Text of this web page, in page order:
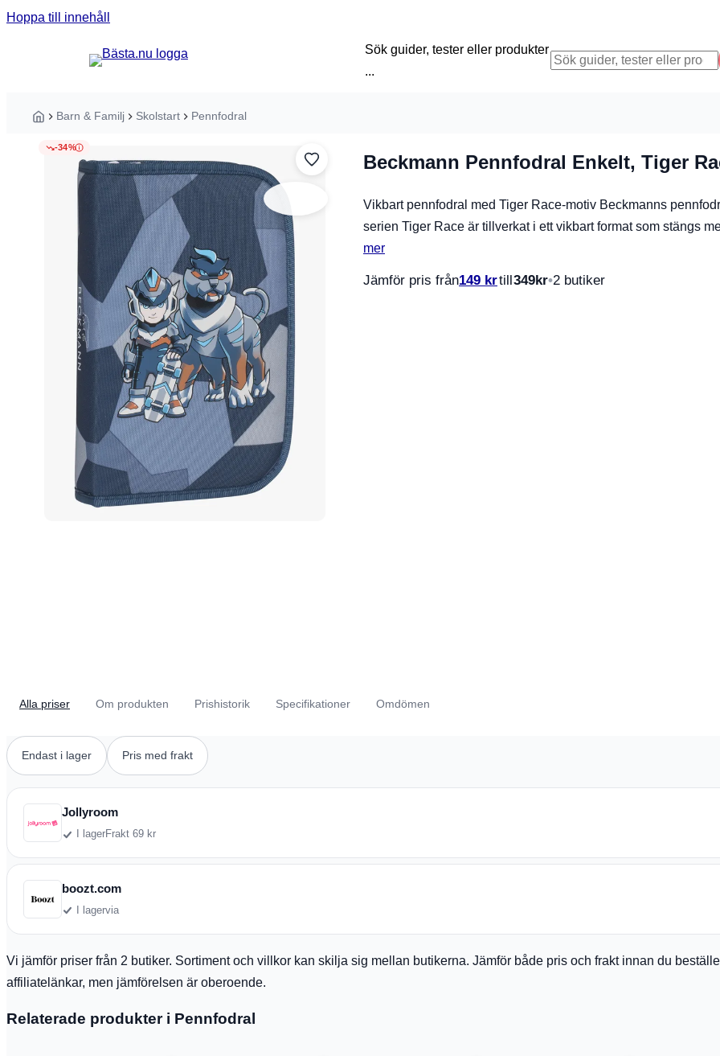
Hoppa till innehåll
Sök guider, tester eller produkter
...
Sök guider, tester eller produkter ...
Hem
Barn & Familj Skolstart Pennfodral
-34%
Beckmann Pennfodral Enkelt, Tiger
Vikbart pennfodral med Tiger Race-motiv Beckmanns
serien Tiger Race är tillverkat i ett vikbart format som stängs
mer
Jämför pris från149 krtill349kr 2 butiker
Alla priser Om produkten Prishistorik Specifikationer Omdömen
Endast i lager Pris med frakt
Jollyroom
I lagerFrakt 69 kr
boozt.com
I lagervia
Vi jämför priser från 2 butiker. Sortiment och villkor kan skilja sig mellan butikerna. Jämför både pris och frakt innan du
affiliatelänkar, men jämförelsen är oberoende.
Relaterade produkter i Pennfodral